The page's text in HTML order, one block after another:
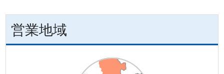
営業地域